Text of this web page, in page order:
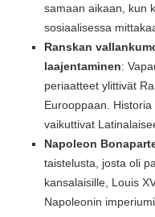
samaan aikaan, kun
sosiaalisessa
Ranskan
laajentaminen:
periaatteet ylittivät
Eurooppaan.
vaikuttivat
Napoleon
taistelusta, josta oli
kansalaisille, Louis
Napoleonin